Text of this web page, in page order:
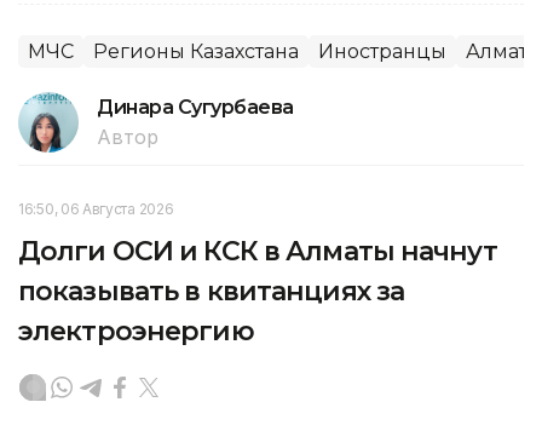
МЧС Регионы Казахстана Иностранцы
Динара Сугурбаева
Автор
16:50, 06 Августа 2026
Долги ОСИ и КСК в Алматы начнут
показывать в квитанциях за
электроэнергию